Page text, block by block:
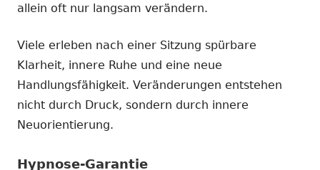
allein oft nur langsam verändern.
Viele erleben nach einer Sitzung spürbare
Klarheit, innere Ruhe und eine neue
Handlungsfähigkeit. Veränderungen entstehen
nicht durch Druck, sondern durch innere
Neuorientierung.
Hypnose-Garantie